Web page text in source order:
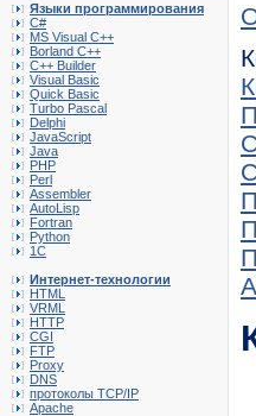
Языки программирования
C#
MS Visual C++
Borland C++
C++ Builder
Visual Basic
Quick Basic
Turbo Pascal
Delphi
JavaScript
Java
PHP
Perl
Assembler
AutoLisp
Fortran
Python
1C
Интернет-технологии
HTML
VRML
HTTP
CGI
FTP
Proxy
DNS
протоколы TCP/IP
Apache